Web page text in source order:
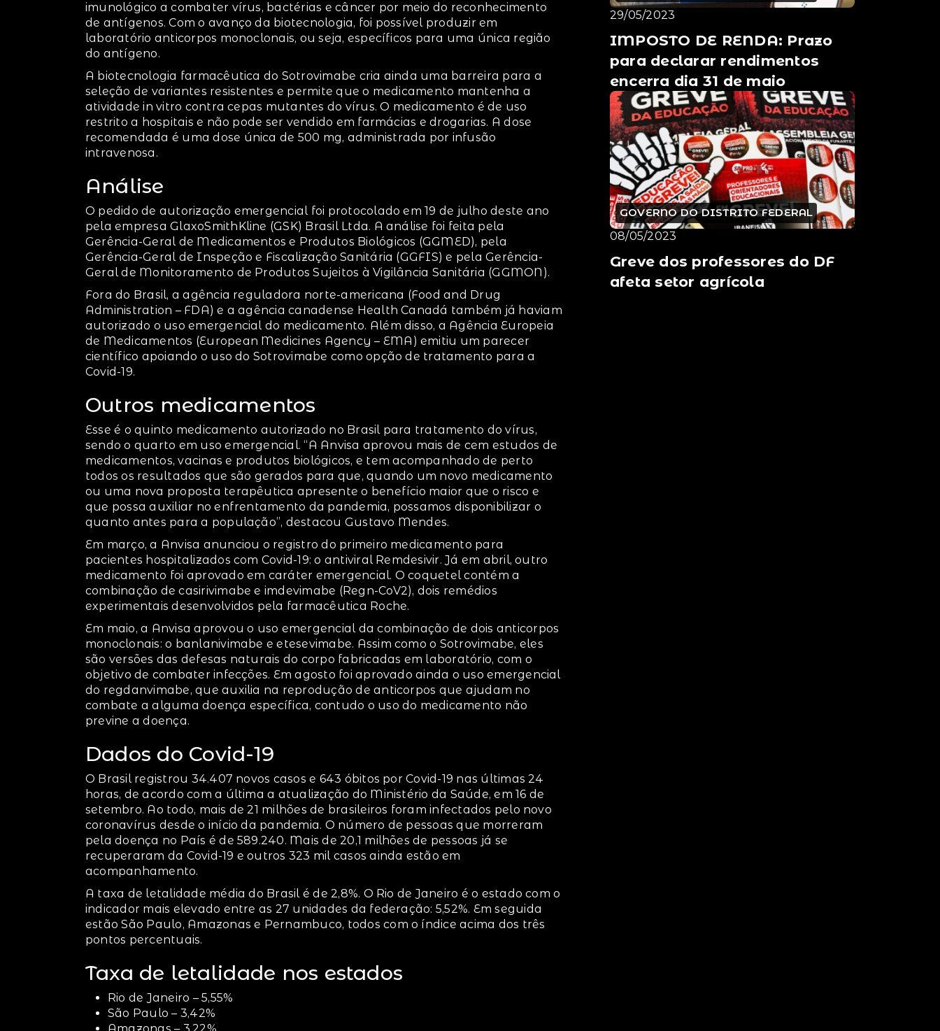
imunológico a combater vírus, bactérias e câncer por meio do reconhecimento
de antígenos. Com o avanço da biotecnologia, foi possível produzir em
laboratório anticorpos monoclonais, ou seja, específicos para uma única região
do antígeno.
A biotecnologia farmacêutica do Sotrovimabe cria ainda uma barreira para a
seleção de variantes resistentes e permite que o medicamento mantenha a
atividade in vitro contra cepas mutantes do vírus. O medicamento é de uso
restrito a hospitais e não pode ser vendido em farmácias e drogarias. A dose
recomendada é uma dose única de 500 mg, administrada por infusão
intravenosa.
Análise
O pedido de autorização emergencial foi protocolado em 19 de julho deste ano
pela empresa GlaxoSmithKline (GSK) Brasil Ltda. A análise foi feita pela
Gerência-Geral de Medicamentos e Produtos Biológicos (GGMED), pela
Gerência-Geral de Inspeção e Fiscalização Sanitária (GGFIS) e pela Gerência-
Geral de Monitoramento de Produtos Sujeitos à Vigilância Sanitária (GGMON).
Fora do Brasil, a agência reguladora norte-americana (Food and Drug
Administration – FDA) e a agência canadense Health Canadá também já haviam
autorizado o uso emergencial do medicamento. Além disso, a Agência Europeia
de Medicamentos (European Medicines Agency – EMA) emitiu um parecer
científico apoiando o uso do Sotrovimabe como opção de tratamento para a
Covid-19.
Outros medicamentos
Esse é o quinto medicamento autorizado no Brasil para tratamento do vírus,
sendo o quarto em uso emergencial. “A Anvisa aprovou mais de cem estudos de
medicamentos, vacinas e produtos biológicos, e tem acompanhado de perto
todos os resultados que são gerados para que, quando um novo medicamento
ou uma nova proposta terapêutica apresente o benefício maior que o risco e
que possa auxiliar no enfrentamento da pandemia, possamos disponibilizar o
quanto antes para a população”, destacou Gustavo Mendes.
Em março, a Anvisa anunciou o registro do primeiro medicamento para
pacientes hospitalizados com Covid-19: o antiviral Remdesivir. Já em abril, outro
medicamento foi aprovado em caráter emergencial. O coquetel contém a
combinação de casirivimabe e imdevimabe (Regn-CoV2), dois remédios
experimentais desenvolvidos pela farmacêutica Roche.
Em maio, a Anvisa aprovou o uso emergencial da combinação de dois anticorpos
monoclonais: o banlanivimabe e etesevimabe. Assim como o Sotrovimabe, eles
são versões das defesas naturais do corpo fabricadas em laboratório, com o
objetivo de combater infecções. Em agosto foi aprovado ainda o uso emergencial
do regdanvimabe, que auxilia na reprodução de anticorpos que ajudam no
combate a alguma doença específica, contudo o uso do medicamento não
previne a doença.
Dados do Covid-19
O Brasil registrou 34.407 novos casos e 643 óbitos por Covid-19 nas últimas 24
horas, de acordo com a última a atualização do Ministério da Saúde, em 16 de
setembro. Ao todo, mais de 21 milhões de brasileiros foram infectados pelo novo
coronavírus desde o início da pandemia. O número de pessoas que morreram
pela doença no País é de 589.240. Mais de 20,1 milhões de pessoas já se
recuperaram da Covid-19 e outros 323 mil casos ainda estão em
acompanhamento.
A taxa de letalidade média do Brasil é de 2,8%. O Rio de Janeiro é o estado com o
indicador mais elevado entre as 27 unidades da federação: 5,52%. Em seguida
estão São Paulo, Amazonas e Pernambuco, todos com o índice acima dos três
pontos percentuais.
Taxa de letalidade nos estados
Rio de Janeiro – 5,55%
São Paulo – 3,42%
29/05/2023
IMPOSTO DE RENDA: Prazo
para declarar rendimentos
encerra dia 31 de maio
GOVERNO DO DISTRITO FEDERAL
08/05/2023
Greve dos professores do DF
afeta setor agrícola